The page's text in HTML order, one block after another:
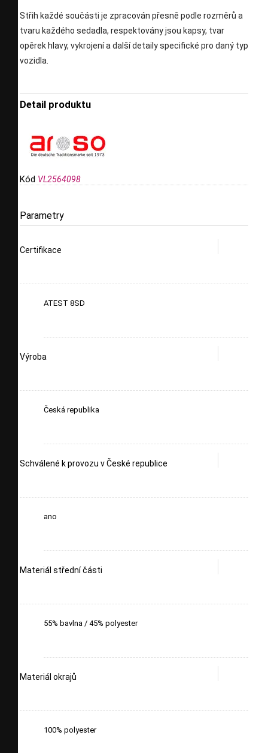
Střih každé součásti je zpracován přesně podle rozměrů a
tvaru každého sedadla, respektovány jsou kapsy, tvar
opěrek hlavy, vykrojení a další detaily specifické pro daný typ
vozidla.
Detail produktu
Kód VL2564098
Parametry
Certifikace
ATEST 8SD
Výroba
Česká republika
Schválené k provozu v České republice
ano
Materiál střední části
55% bavlna / 45% polyester
Materiál okrajů
100% polyester